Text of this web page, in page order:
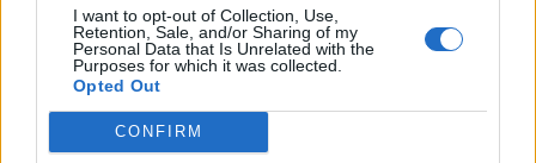
I want to opt-out of Collection, Use,
Retention, Sale, and/or Sharing of my
Personal Data that Is Unrelated with the
Purposes for which it was collected.
Opted Out
CONFIRM